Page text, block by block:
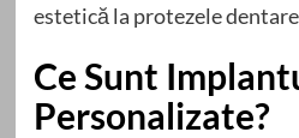
estetică la protezele
Ce Sunt
Personalizate?